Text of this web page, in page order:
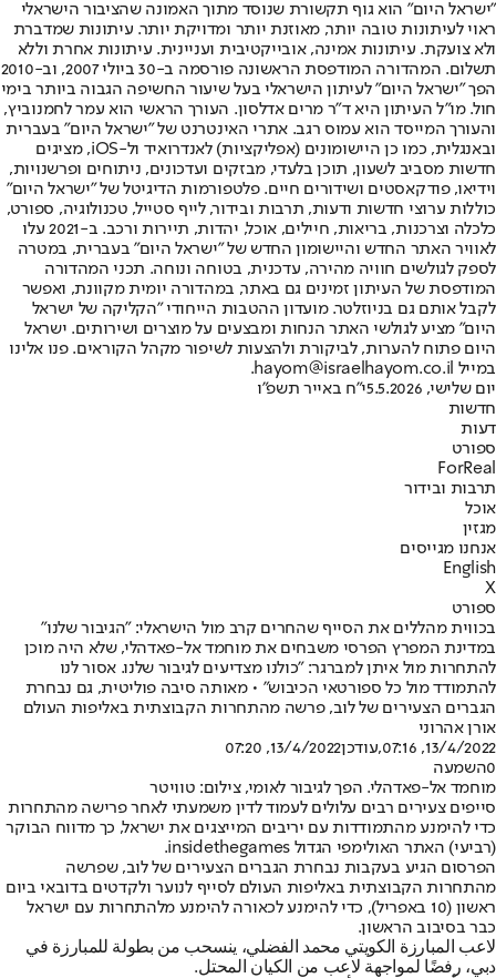
"ישראל היום" הוא גוף תקשורת שנוסד מתוך האמונה שהציבור הישראלי
ראוי לעיתונות טובה יותר, מאוזנת יותר ומדויקת יותר. עיתונות שמדברת
ולא צועקת. עיתונות אמינה, אובייקטיבית ועניינית. עיתונות אחרת וללא
תשלום. המהדורה המודפסת הראשונה פורסמה ב-30 ביולי 2007, וב-2010
הפך "ישראל היום" לעיתון הישראלי בעל שיעור החשיפה הגבוה ביותר בימי
חול. מו"ל העיתון היא ד"ר מרים אדלסון. העורך הראשי הוא עמר לחמנוביץ,
והעורך המייסד הוא עמוס רגב. אתרי האינטרנט של "ישראל היום" בעברית
ובאנגלית, כמו כן היישומונים (אפליקציות) לאנדרואיד ול-iOS, מציגים
חדשות מסביב לשעון, תוכן בלעדי, מבזקים ועדכונים, ניתוחים ופרשנויות,
וידיאו, פודקאסטים ושידורים חיים. פלטפורמות הדיגיטל של "ישראל היום"
כוללות ערוצי חדשות ודעות, תרבות ובידור, לייף סטייל, טכנולוגיה, ספורט,
כלכלה וצרכנות, בריאות, חיילים, אוכל, יהדות, תיירות ורכב. ב-2021 עלו
לאוויר האתר החדש והיישומון החדש של "ישראל היום" בעברית, במטרה
לספק לגולשים חוויה מהירה, עדכנית, בטוחה ונוחה. תכני המהדורה
המודפסת של העיתון זמינים גם באתר, במהדורה יומית מקוונת, ואפשר
לקבל אותם גם בניוזלטר. מועדון ההטבות הייחודי "הקליקה של ישראל
היום" מציע לגולשי האתר הנחות ומבצעים על מוצרים ושירותים. ישראל
היום פתוח להערות, לביקורת ולהצעות לשיפור מקהל הקוראים. פנו אלינו
במייל hayom@israelhayom.co.il.
יום שלישי, 5.5.2026
י"ח באייר תשפ"ו
חדשות
דעות
ספורט
ForReal
תרבות ובידור
אוכל
מגזין
אנחנו מגייסים
English
X
ספורט
בכווית מהללים את הסייף שהחרים קרב מול הישראלי: "הגיבור שלנו"
במדינת המפרץ הפרסי משבחים את מוחמד אל-פאדהלי, שלא היה מוכן
להתחרות מול איתן למברגר: "כולנו מצדיעים לגיבור שלנו. אסור לנו
להתמודד מול כל ספורטאי הכיבוש" • מאותה סיבה פוליטית, גם נבחרת
הגברים הצעירים של לוב, פרשה מהתחרות הקבוצתית באליפות העולם
אורן אהרוני
13/4/2022, 07:16
,עודכן13/4/2022, 07:20
0השמעה
מוחמד אל-פאדהלי. הפך לגיבור לאומי, צילום: טוויטר
סייפים צעירים רבים עלולים לעמוד לדין משמעתי לאחר פרישה מהתחרות
כדי להימנע מהתמודדות עם יריבים המייצגים את ישראל, כך מדווח הבוקר
(רביעי) האתר האולימפי הגדול insidethegames.
הפרסום הגיע בעקבות נבחרת הגברים הצעירים של לוב, שפרשה
מהתחרות הקבוצתית באליפות העולם לסייף לנוער ולקדטים בדובאי ביום
ראשון (10 באפריל), כדי להימנע לכאורה להימנע מלהתחרות עם ישראל
כבר בסיבוב הראשון.
لاعب المبارزة الكويتي محمد الفضلي، ينسحب من بطولة للمبارزة في
دبي، رفضًا لمواجهة لاعب من الكيان المحتل.